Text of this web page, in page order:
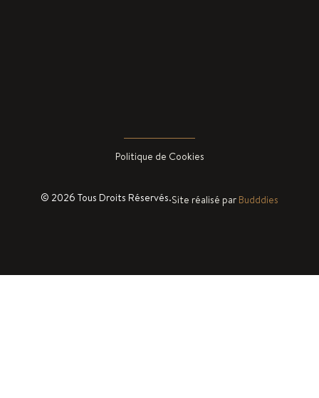
Politique de Cookies
© 2026 Tous Droits Réservés.Site réalisé par Budddies